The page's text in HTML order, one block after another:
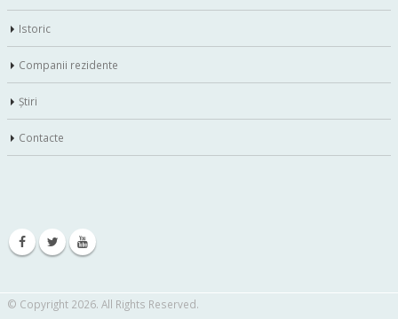
Istoric
Companii rezidente
Ştiri
Contacte
© Copyright 2026. All Rights Reserved.